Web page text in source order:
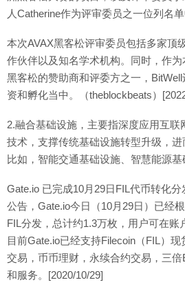
人Catherine作为评审委员之一位列名单
本次AVAX黑客松评审委员包括多家顶
作伙伴以及知名学术机构。同时，作为
黑客松的赞助商和评委方之一，
资和孵化当中。（theblockbeats）
2.融合基础设施，主要指深度应用互
技术，支撑传统基础设施转型升级，进
比如，智能交通基础设施、智慧能源基
Gate.io 已完成10月29日FIL代币转化
公告，Gate.io今日（10月29日）已经
FIL分发，总计约1.3万枚，用户可在账
目前Gate.io已经支持Filecoin（FIL）
交易，币币理财，永续合约交易，三
和服务。[2020/10/29]